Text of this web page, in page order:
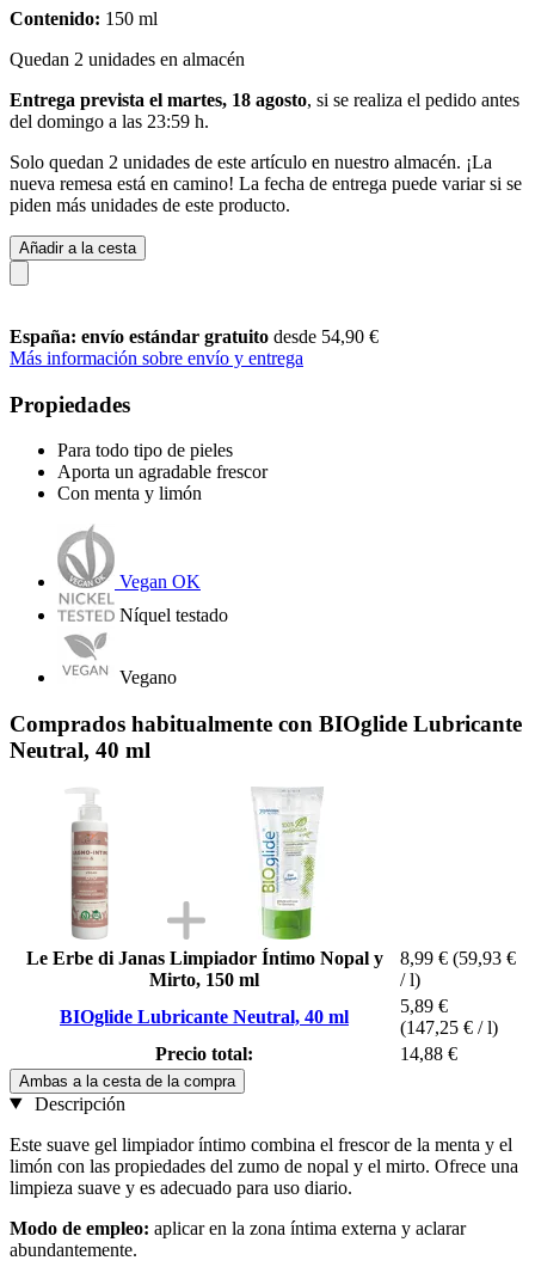
Contenido: 150 ml
Quedan 2 unidades en almacén
Entrega prevista el martes, 18 agosto, si se realiza el pedido antes
del domingo a las 23:59 h.
Solo quedan 2 unidades de este artículo en nuestro almacén. ¡La
nueva remesa está en camino! La fecha de entrega puede variar si se
piden más unidades de este producto.
Añadir a la cesta
España: envío estándar gratuito desde 54,90 €
Más información sobre envío y entrega
Propiedades
Para todo tipo de pieles
Aporta un agradable frescor
Con menta y limón
Vegan OK
Níquel testado
Vegano
Comprados habitualmente con BIOglide Lubricante
Neutral, 40 ml
Le Erbe di Janas Limpiador Íntimo Nopal y
Mirto, 150 ml
8,99 € (59,93 €
/ l)
BIOglide Lubricante Neutral, 40 ml
5,89 €
(147,25 € / l)
Precio total:
14,88 €
Ambas a la cesta de la compra
Descripción
Este suave gel limpiador íntimo combina el frescor de la menta y el
limón con las propiedades del zumo de nopal y el mirto. Ofrece una
limpieza suave y es adecuado para uso diario.
Modo de empleo: aplicar en la zona íntima externa y aclarar
abundantemente.